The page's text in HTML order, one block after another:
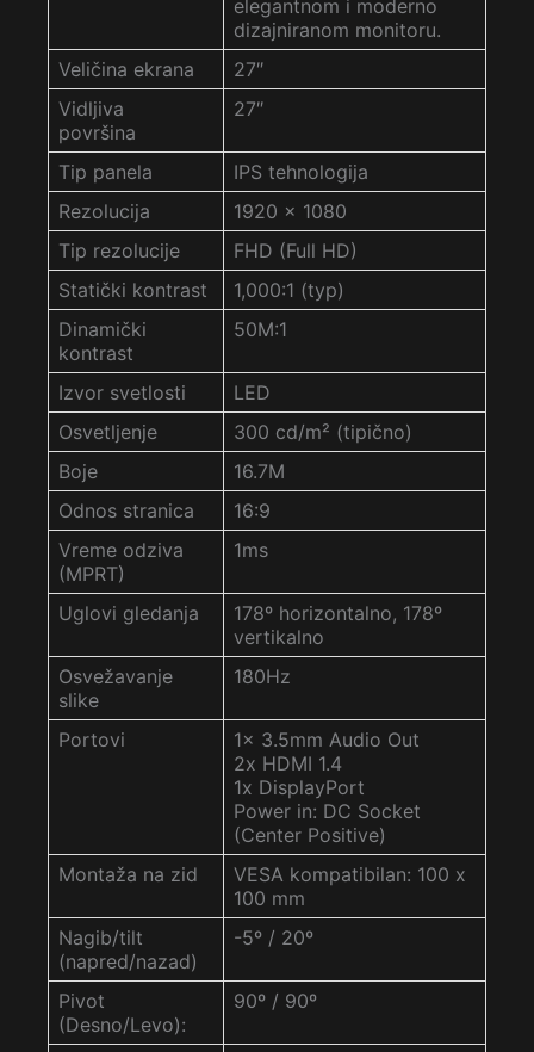
elegantnom i moderno
dizajniranom monitoru.
Veličina ekrana
27″
Vidljiva
površina
27″
Tip panela
IPS tehnologija
Rezolucija
1920 x 1080
Tip rezolucije
FHD (Full HD)
Statički kontrast
1,000:1 (typ)
Dinamički
kontrast
50M:1
Izvor svetlosti
LED
Osvetljenje
300 cd/m² (tipično)
Boje
16.7M
Odnos stranica
16:9
Vreme odziva
(MPRT)
1ms
Uglovi gledanja
178º horizontalno, 178º
vertikalno
Osvežavanje
slike
180Hz
Portovi
1x 3.5mm Audio Out
2x HDMI 1.4
1x DisplayPort
Power in: DC Socket
(Center Positive)
Montaža na zid
VESA kompatibilan: 100 x
100 mm
Nagib/tilt
(napred/nazad)
-5º / 20º
Pivot
(Desno/Levo):
90º / 90º